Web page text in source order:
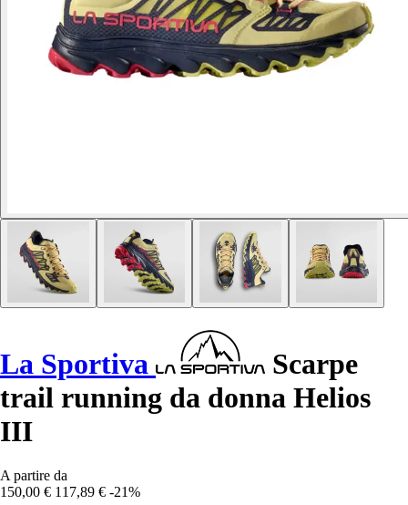
La Sportiva
Scarpe
trail running da donna Helios
III
A partire da
150,00 € 117,89 € -21%